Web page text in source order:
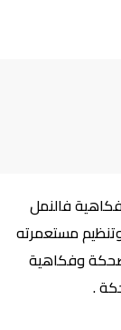
فالنمل
مستعمرته
وفكاهية
.